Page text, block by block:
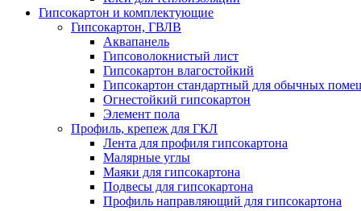
Гипсокартон и комплектующие
Гипсокартон, ГВЛВ
Аквапанель
Гипсоволокнистый лист
Гипсокартон влагостойкий
Гипсокартон стандартный для обычных
Огнестойкий гипсокартон
Элемент пола
Профиль, крепеж для ГКЛ
Лента для профиля гипсокартона
Малярные углы
Маяки для гипсокартона
Подвесы для гипсокартона
Профиль направляющий для гипсокартона